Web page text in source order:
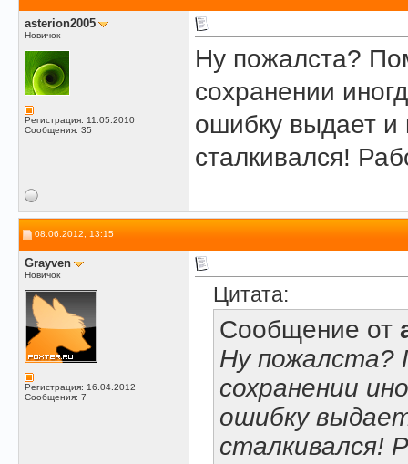
asterion2005
Новичок
Регистрация: 11.05.2010
Сообщения: 35
Ну пожалста?
сохранении
ошибку выдает и
сталкивался!
08.06.2012, 13:15
Grayven
Новичок
Регистрация: 16.04.2012
Сообщения: 7
Цитата:
Сообщение от
Ну пожалста?
сохранении
ошибку
сталкивался!